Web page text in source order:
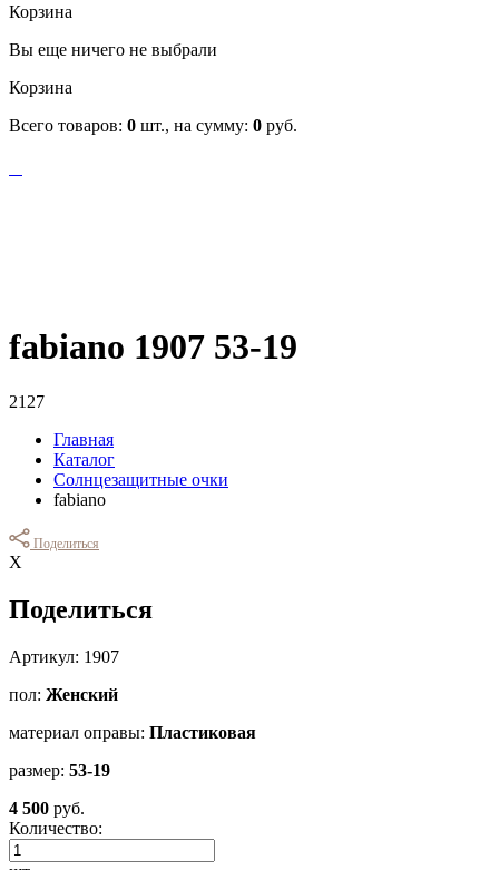
Корзина
Вы еще ничего не выбрали
Корзина
Всего товаров: 0 шт., на сумму: 0 руб.
fabiano 1907 53-19
2127
Главная
Каталог
Солнцезащитные очки
fabiano
Поделиться
Х
Поделиться
Артикул: 1907
пол: Женский
материал оправы: Пластиковая
размер: 53-19
4 500 руб.
Количество: